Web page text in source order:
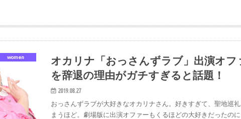
women
オカリナ「おっさんずラブ」出演オフ
を辞退の理由がガチすぎると話題！
2019.08.27
おっさんずラブが大好きなオカリナさん。好きすぎて、聖地巡
まうほど。劇場版に出演オファーもくるほどの大好きだったのに